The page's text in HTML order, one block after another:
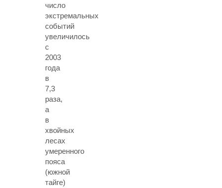
число
экстремальных
событий
увеличилось
с
2003
года
в
7,3
раза,
а
в
хвойных
лесах
умеренного
пояса
(южной
тайге)